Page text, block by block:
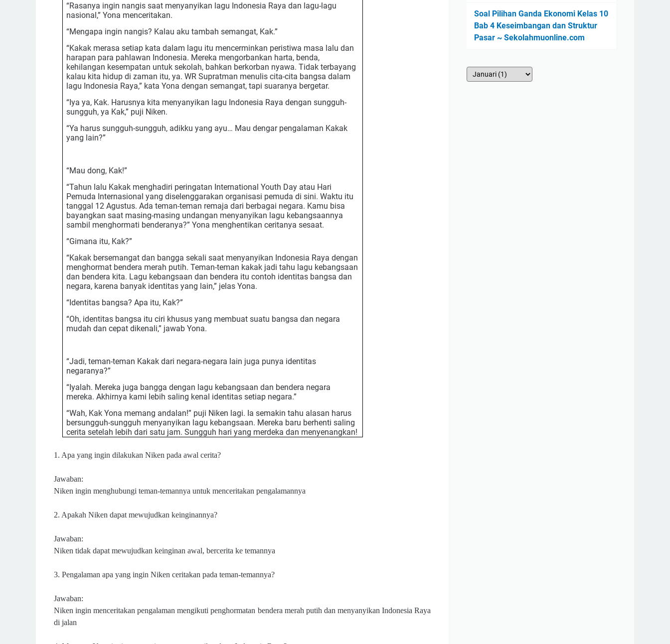
“Rasanya ingin nangis saat menyanyikan lagu Indonesia Raya dan lagu-lagu
nasional,” Yona menceritakan.
“Mengapa ingin nangis? Kalau aku tambah semangat, Kak.”
“Kakak merasa setiap kata dalam lagu itu mencerminkan peristiwa masa lalu dan
harapan para pahlawan Indonesia. Mereka mengorbankan harta, benda,
kehilangan kesempatan untuk sekolah, bahkan berkorban nyawa. Tidak terbayang
kalau kita hidup di zaman itu, ya. WR Supratman menulis cita-cita bangsa dalam
lagu Indonesia Raya,” kata Yona dengan semangat, tapi suaranya bergetar.
“Iya ya, Kak. Harusnya kita menyanyikan lagu Indonesia Raya dengan sungguh-
sungguh, ya Kak,” puji Niken.
“Ya harus sungguh-sungguh, adikku yang ayu… Mau dengar pengalaman Kakak
yang lain?”
“Mau dong, Kak!”
“Tahun lalu Kakak menghadiri peringatan International Youth Day atau Hari
Pemuda Internasional yang diselenggarakan organisasi pemuda di sini. Waktu itu
tanggal 12 Agustus. Ada teman-teman remaja dari berbagai negara. Kamu bisa
bayangkan saat masing-masing undangan menyanyikan lagu kebangsaannya
sambil menghormati benderanya?” Yona menghentikan ceritanya sesaat.
“Gimana itu, Kak?”
“Kakak bersemangat dan bangga sekali saat menyanyikan Indonesia Raya dengan
menghormat bendera merah putih. Teman-teman kakak jadi tahu lagu kebangsaan
dan bendera kita. Lagu kebangsaan dan bendera itu contoh identitas bangsa dan
negara, karena banyak identitas yang lain,” jelas Yona.
“Identitas bangsa? Apa itu, Kak?”
“Oh, identitas bangsa itu ciri khusus yang membuat suatu bangsa dan negara
mudah dan cepat dikenali,” jawab Yona.
“Jadi, teman-teman Kakak dari negara-negara lain juga punya identitas
negaranya?”
“Iyalah. Mereka juga bangga dengan lagu kebangsaan dan bendera negara
mereka. Akhirnya kami lebih saling kenal identitas setiap negara.”
“Wah, Kak Yona memang andalan!” puji Niken lagi. Ia semakin tahu alasan harus
bersungguh-sungguh menyanyikan lagu kebangsaan. Mereka baru berhenti saling
cerita setelah lebih dari satu jam. Sungguh hari yang merdeka dan menyenangkan!
1. Apa yang ingin dilakukan Niken pada awal cerita?
Jawaban:
Niken ingin menghubungi teman-temannya untuk menceritakan pengalamannya
2. Apakah Niken dapat mewujudkan keinginannya?
Jawaban:
Niken tidak dapat mewujudkan keinginan awal, bercerita ke temannya
3. Pengalaman apa yang ingin Niken ceritakan pada teman-temannya?
Jawaban:
Niken ingin menceritakan pengalaman mengikuti penghormatan bendera merah putih dan menyanyikan Indonesia Raya
di jalan
Soal Pilihan Ganda Ekonomi Kelas 10
Bab 4 Keseimbangan dan Struktur
Pasar ~ Sekolahmuonline.com